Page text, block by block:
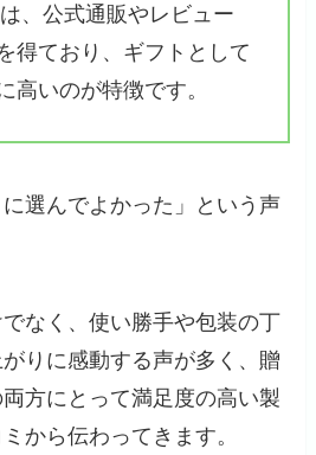
、公式通販やレビュー
得ており、ギフトとして
高いのが特徴です。
選んでよかった」という声
なく、使い勝手や包装の丁
りに感動する声が多く、贈
方にとって満足度の高い製
から伝わってきます。